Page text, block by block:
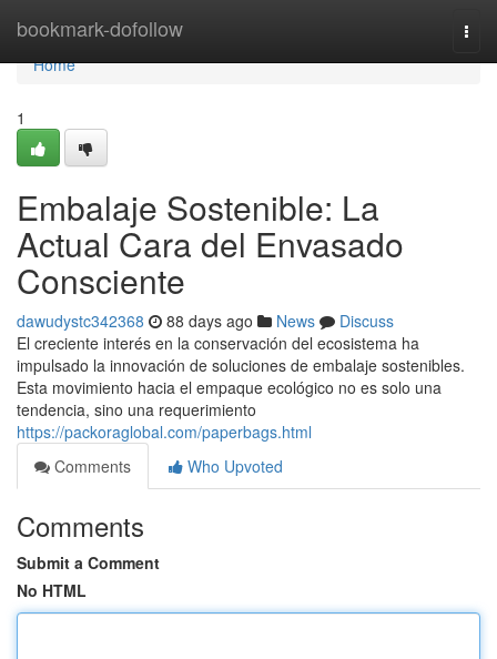
bookmark-dofollow
Home
Home
1
Embalaje Sostenible: La
Actual Cara del Envasado
Consciente
dawudystc342368 88 days ago News
Discuss
El creciente interés en la conservación del ecosistema ha
impulsado la innovación de soluciones de embalaje sostenibles.
Esta movimiento hacia el empaque ecológico no es solo una
tendencia, sino una requerimiento
https://packoraglobal.com/paperbags.html
Comments
Who Upvoted
Comments
Submit a Comment
No HTML